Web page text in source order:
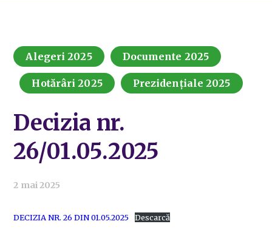
Alegeri 2025 Documente 2025
Hotărâri 2025 Prezidențiale 2025
Decizia nr.
26/01.05.2025
2 mai 2025
DECIZIA NR. 26 DIN 01.05.2025 Descarcă